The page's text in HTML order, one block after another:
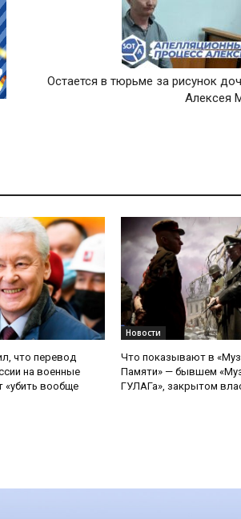
Остается в тюрьме за рисунок
Алексея
что перевод
на военные
вообще
Новости
Что показывают в
Памяти» — бывшем
ГУЛАГа», закрытом